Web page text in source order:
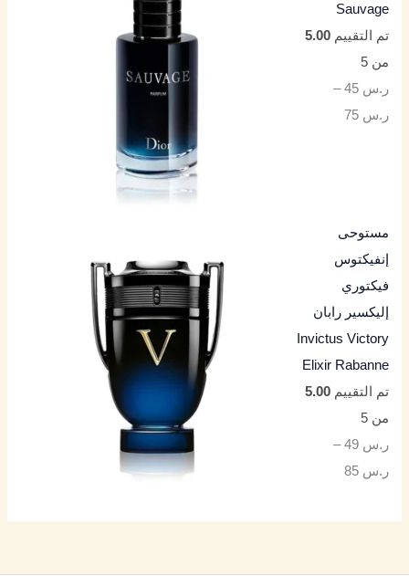
Sauvage
تم التقييم5.00
من 5
ر.س 45
–
ر.س 75
مستوحى
إنفيكتوس
فيكتوري
إليكسير رابان
Invictus Victory
Elixir Rabanne
تم التقييم5.00
من 5
ر.س 49
–
ر.س 85